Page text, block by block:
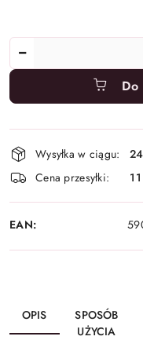
Dostępność
i
dostawa
Wysyłka w ciągu:
Cena przesyłki:
11
EAN:
OPIS
SPOSÓB
UŻYCIA